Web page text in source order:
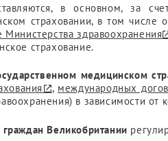
в основном, за
страховании, в том числе
Министерства здравоохранения
страхование.
медицинском
, международных
в зависимости от
Великобритании